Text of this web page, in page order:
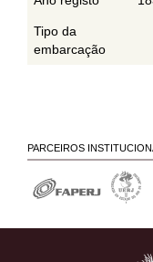
Tipo da
embarcação
PARCEIROS